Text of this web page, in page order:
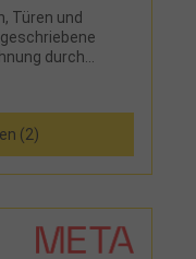
Türen und
durch
(2)